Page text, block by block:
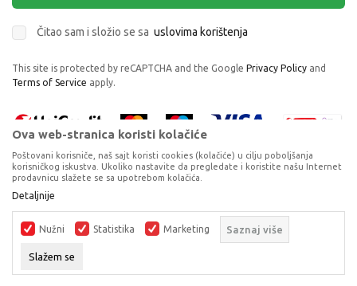
Čitao sam i složio se sa uslovima korištenja
This site is protected by reCAPTCHA and the Google Privacy Policy and
Terms of Service apply.
Proizvode na sajtu nastojimo da opišemo što je preciznije moguće, ali ne
možemo garantovati da su svi podaci i fotografije, navedeni u okrviru
proizvoda, u potpunosti kompletni i bez grešaka. Svi artikli prikazani na
sajtu su dio naše ponude, ali ne podrazumijeva da su dostupni u svakom
Ova web-stranica koristi kolačiće
Poštovani korisniče, naš sajt koristi cookies (kolačiće) u cilju poboljšanja
korisničkog iskustva. Ukoliko nastavite da pregledate i koristite našu Internet
prodavnicu slažete se sa upotrebom kolačića.
Detaljnije
Nužni Statistika Marketing Saznaj više
Slažem se